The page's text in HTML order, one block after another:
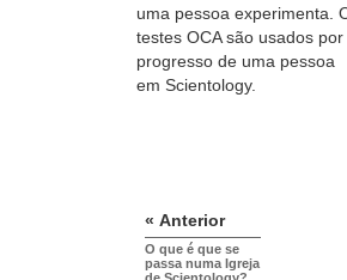
uma pessoa experimenta.
testes OCA são usados
progresso de uma pessoa
em Scientology.
« Anterior
O que é que se
passa numa Igreja
de Scientology?